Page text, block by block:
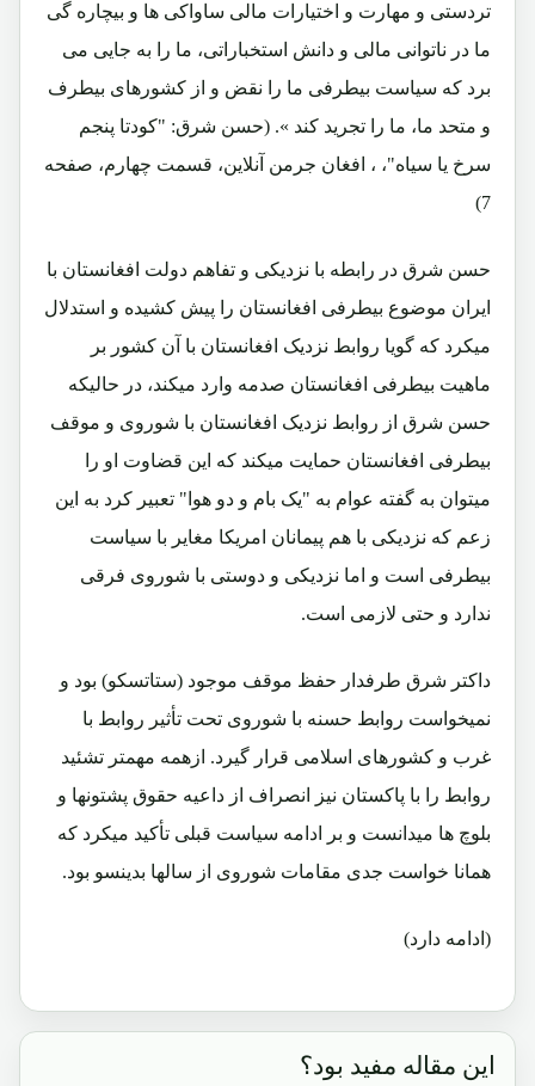
تردستی و مهارت و اختیارات مالی ساواکی ها و بیچاره گی
ما در ناتوانی مالی و دانش استخباراتی، ما را به جایی می
برد که سیاست بیطرفی ما را نقض و از کشورهای بیطرف
و متحد ما، ما را تجرید کند ». (حسن شرق: "کودتا پنجم
سرخ یا سیاه"، ، افغان جرمن آنلاین، قسمت چهارم، صفحه
7)
حسن شرق در رابطه با نزدیکی و تفاهم دولت افغانستان با
ایران موضوع بیطرفی افغانستان را پیش کشیده و استدلال
میکرد که گویا روابط نزدیک افغانستان با آن کشور بر
ماهیت بیطرفی افغانستان صدمه وارد میکند، در حالیکه
حسن شرق از روابط نزدیک افغانستان با شوروی و موقف
بیطرفی افغانستان حمایت میکند که این قضاوت او را
میتوان به گفته عوام به "یک بام و دو هوا" تعبیر کرد به این
زعم که نزدیکی با هم پیمانان امریکا مغایر با سیاست
بیطرفی است و اما نزدیکی و دوستی با شوروی فرقی
ندارد و حتی لازمی است.
داکتر شرق طرفدار حفظ موقف موجود (ستاتسکو) بود و
نمیخواست روابط حسنه با شوروی تحت تأثیر روابط با
غرب و کشورهای اسلامی قرار گیرد. ازهمه مهمتر تشئید
روابط را با پاکستان نیز انصراف از داعیه حقوق پشتونها و
بلوچ ها میدانست و بر ادامه سیاست قبلی تأکید میکرد که
همانا خواست جدی مقامات شوروی از سالها بدینسو بود.
(ادامه دارد)
این مقاله مفید بود؟